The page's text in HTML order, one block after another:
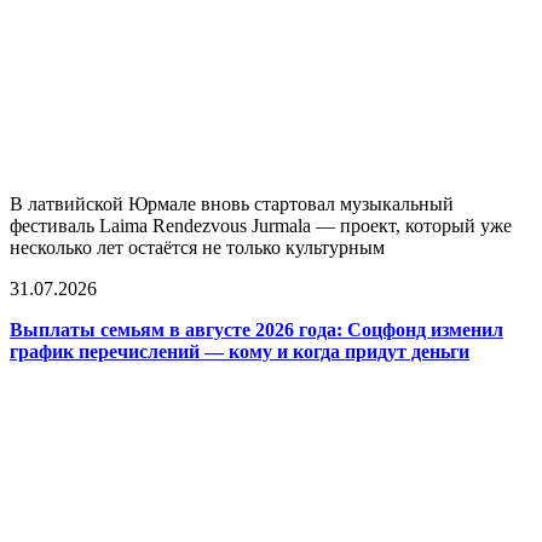
В латвийской Юрмале вновь стартовал музыкальный
фестиваль Laima Rendezvous Jurmala — проект, который уже
несколько лет остаётся не только культурным
31.07.2026
Выплаты семьям в августе 2026 года: Соцфонд изменил
график перечислений — кому и когда придут деньги